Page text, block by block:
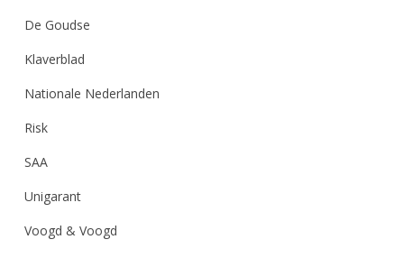
De Goudse
Klaverblad
Nationale Nederlanden
Risk
SAA
Unigarant
Voogd & Voogd